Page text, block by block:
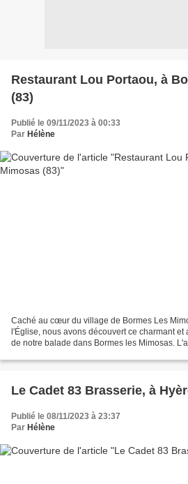
Restaurant Lou Portaou, à
(83)
Publié le 09/11/2023 à 00:33
Par Hélène
Caché au cœur du village de Bormes Les
l'Église, nous avons découvert ce charmant
de notre balade dans Bormes les Mimosas.
Le Cadet 83 Brasserie, à
Publié le 08/11/2023 à 23:37
Par Hélène